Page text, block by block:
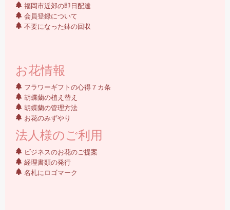
福岡市近郊の即日配達
会員登録について
不要になった鉢の回収
お花情報
フラワーギフトの心得７カ条
胡蝶蘭の植え替え
胡蝶蘭の管理方法
お花のみずやり
法人様のご利用
ビジネスのお花のご提案
経理書類の発行
名札にロゴマーク